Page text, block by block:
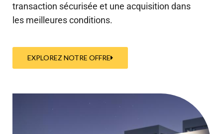
transaction sécurisée et une acquisition dans
les meilleures conditions.
EXPLOREZ NOTRE OFFRE